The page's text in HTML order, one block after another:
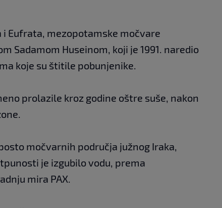
Eufrata, mezopotamske močvare
Sadamom Huseinom, koji je 1991. naredio
koje su štitile pobunjenike.
prolazile kroz godine oštre suše, nakon
močvarnih područja južnog Iraka,
je izgubilo vodu, prema
mira PAX.